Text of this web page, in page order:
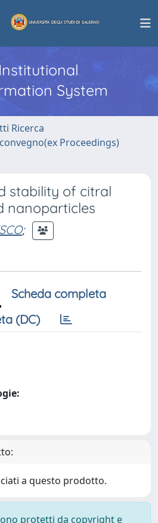
Institutional
System
Ricerca
Proceedings)
stability of citral
nanoparticles
;
Scheda completa
(DC)
a questo prodotto.
protetti da copyright e